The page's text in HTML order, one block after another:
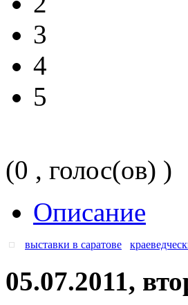
3
4
5
(0 , голос(ов) )
Описание
выставки в саратове
05.07.2011,